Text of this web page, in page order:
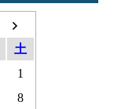
土
1
8